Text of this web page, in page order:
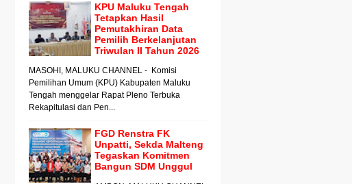
KPU Maluku Tengah
Tetapkan Hasil
Pemutakhiran Data
Pemilih Berkelanjutan
Triwulan II Tahun 2026
MASOHI, MALUKU CHANNEL - Komisi
Pemilihan Umum (KPU) Kabupaten Maluku
Tengah menggelar Rapat Pleno Terbuka
Rekapitulasi dan Pen...
FGD Renstra FK
Unpatti, Sekda Malteng
Tegaskan Komitmen
Bangun SDM Unggul